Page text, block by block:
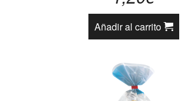
Añadir al carrito